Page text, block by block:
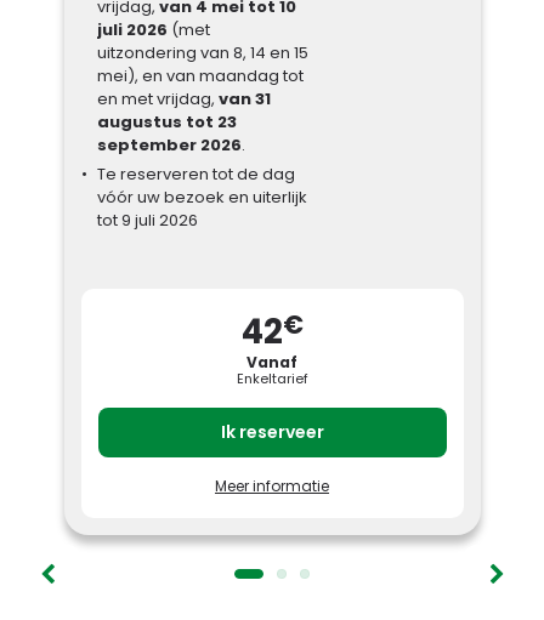
vrijdag, van 4 mei tot 10
juli 2026 (met
uitzondering van 8, 14 en 15
mei), en van maandag tot
en met vrijdag, van 31
augustus tot 23
september 2026.
Te reserveren tot de dag
vóór uw bezoek en uiterlijk
tot 9 juli 2026
42€
Vanaf
Enkeltarief
Ik reserveer
Deze Galliërs zijn gek met deze
Plan uw bezoek van maandag tot en met
een uitzonderlijke prijs !
Meer informatie